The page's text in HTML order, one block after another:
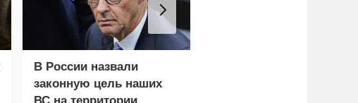
В России назвали
законную цель наших